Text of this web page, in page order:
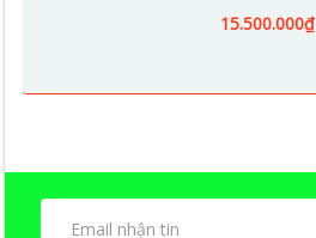
15.500.000₫